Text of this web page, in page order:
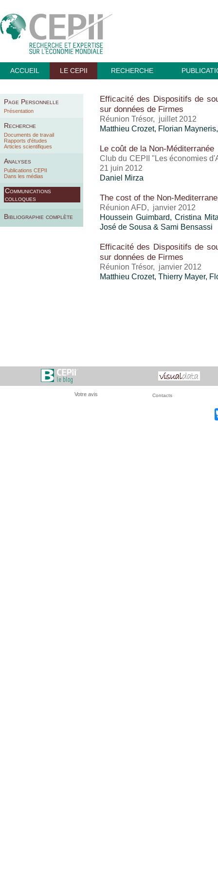
ACCUEIL LE CEPII RECHERCHE
Page Personnelle
Présentation
Recherche
Documents de travail
Rapports d'études
Articles scientifiques
Analyses
Publications CEPII
Dans les médias
Communications
colloques
Bibliographie complète
Efficacité des Dispositifs de
sur données de Firmes
Réunion Trésor, juillet 2012
Matthieu Crozet, Florian
Le coût de la Non-Méditerranée
Club du CEPII "Les économies
21 juin 2012
Daniel Mirza
The cost of the Non-
Réunion AFD, janvier 2012
Houssein Guimbard, Cristina
José de Sousa & Sami Bensassi
Efficacité des Dispositifs de
sur données de Firmes
Réunion Trésor, janvier 2012
Matthieu Crozet, Thierry Mayer,
Votre avis Contacts